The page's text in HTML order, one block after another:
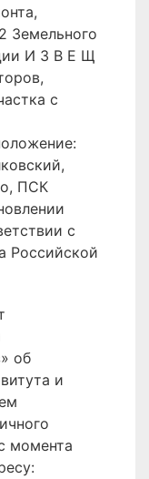
Земельного
И З В Е Щ
с
ПСК
с
Российской
об
и
момента